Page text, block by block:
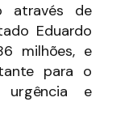
através de
Eduardo
milhões, e
para o
e